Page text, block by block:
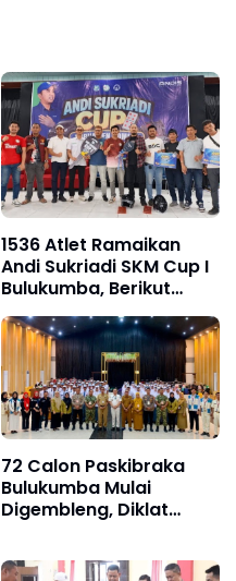
1536 Atlet Ramaikan
Andi Sukriadi SKM Cup I
Bulukumba, Berikut
Daftar Juara 1 hingga
64
72 Calon Paskibraka
Bulukumba Mulai
Digembleng, Diklat